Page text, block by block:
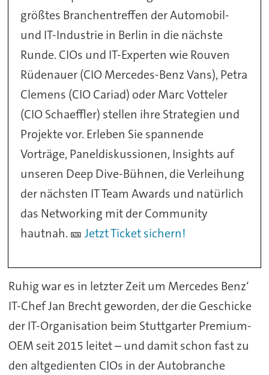
größtes Branchentreffen der Automobil-
und IT-Industrie in Berlin in die nächste
Runde. CIOs und IT-Experten wie Rouven
Rüdenauer (CIO Mercedes-Benz Vans), Petra
Clemens (CIO Cariad) oder Marc Votteler
(CIO Schaeffler) stellen ihre Strategien und
Projekte vor. Erleben Sie spannende
Vorträge, Paneldiskussionen, Insights auf
unseren Deep Dive-Bühnen, die Verleihung
der nächsten IT Team Awards und natürlich
das Networking mit der Community
hautnah. 🎫Jetzt Ticket sichern!
Ruhig war es in letzter Zeit um Mercedes Benz‘
IT-Chef Jan Brecht geworden, der die Geschicke
der IT-Organisation beim Stuttgarter Premium-
OEM seit 2015 leitet – und damit schon fast zu
den altgedienten CIOs in der Autobranche